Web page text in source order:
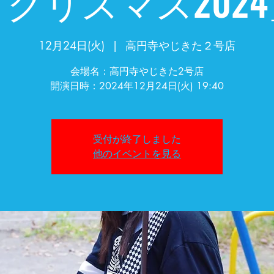
12月24日(火)
  |
高円寺やじきた２号店
会場名：高円寺やじきた2号店
開演日時：2024年12月24日(火) 19:40
受付が終了しました
他のイベントを見る